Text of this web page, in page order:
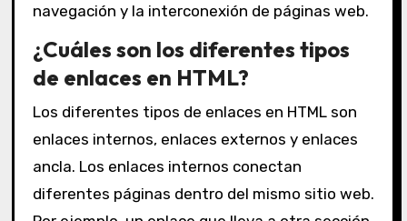
navegación y la interconexión de páginas web.
¿Cuáles son los diferentes tipos
de enlaces en HTML?
Los diferentes tipos de enlaces en HTML son
enlaces internos, enlaces externos y enlaces
ancla. Los enlaces internos conectan
diferentes páginas dentro del mismo sitio web.